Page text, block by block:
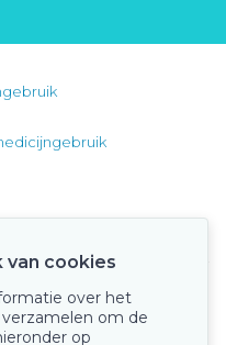
van cookies
over het
om de
op